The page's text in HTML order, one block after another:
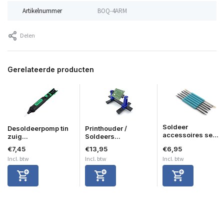
Artikelnummer BOQ-4ARM
Delen
Gerelateerde producten
Desoldeerpomp tin
zuig...
€7,45
Incl. btw
Printhouder /
Soldeers...
€13,95
Incl. btw
Soldeer
accessoires se...
€6,95
Incl. btw